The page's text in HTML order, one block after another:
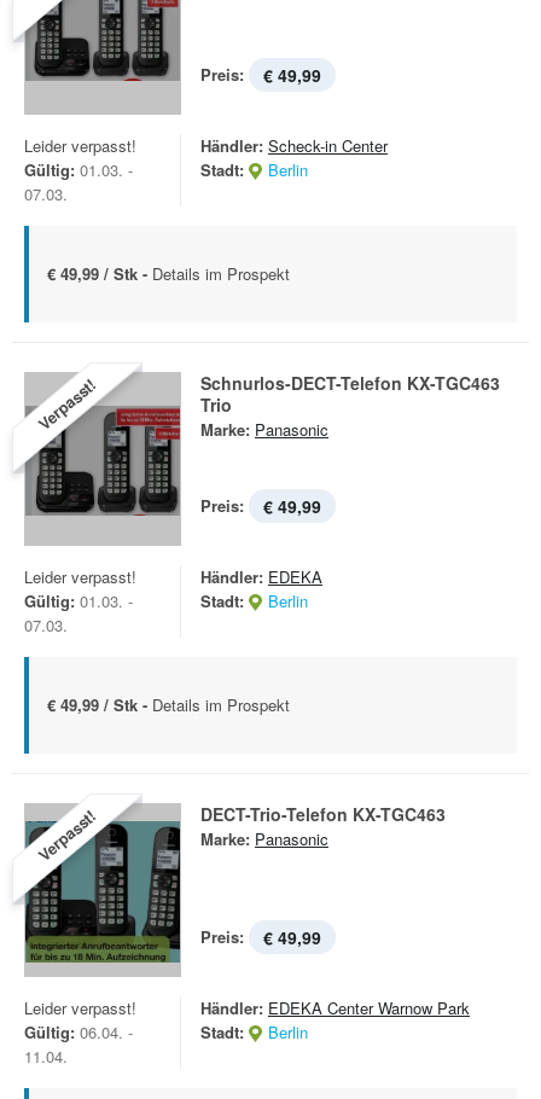
Preis: € 49,99
Leider verpasst!
Gültig: 01.03. -
07.03.
Händler: Scheck-in Center
Stadt:
Berlin
€ 49,99 / Stk - Details im Prospekt
Verpasst!
Schnurlos-DECT-Telefon KX-TGC463
Trio
Marke: Panasonic
Preis: € 49,99
Leider verpasst!
Gültig: 01.03. -
07.03.
Händler: EDEKA
Stadt:
Berlin
€ 49,99 / Stk - Details im Prospekt
Verpasst! DECT-Trio-Telefon KX-TGC463
Marke: Panasonic
Preis: € 49,99
Leider verpasst!
Gültig: 06.04. -
11.04.
Händler: EDEKA Center Warnow Park
Stadt:
Berlin